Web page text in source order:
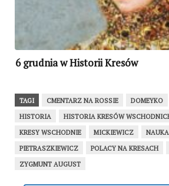
6 grudnia w Historii Kresów
TAGI CMENTARZ NA ROSSIE DOMEYKO
HISTORIA
HISTORIA KRESÓW
KRESY WSCHODNIE
MICKIEWICZ NAUKA
PIETRASZKIEWICZ
POLACY NA KRESACH
ZYGMUNT AUGUST